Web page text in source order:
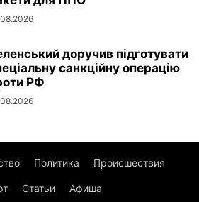
доручив підготувати
санкційну операцію
РФ
Политика Происшествия
Статьи Афиша